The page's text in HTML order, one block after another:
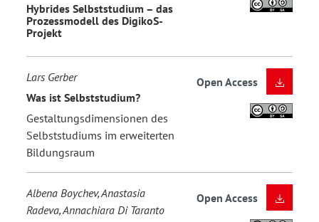
Hybrides Selbststudium – das
Prozessmodell des DigikoS-
Projekt
Lars Gerber
Was ist Selbststudium?
Gestaltungsdimensionen des
Selbststudiums im erweiterten
Bildungsraum
Open Access
Albena Boychev, Anastasia
Radeva, Annachiara Di Taranto
Open Access